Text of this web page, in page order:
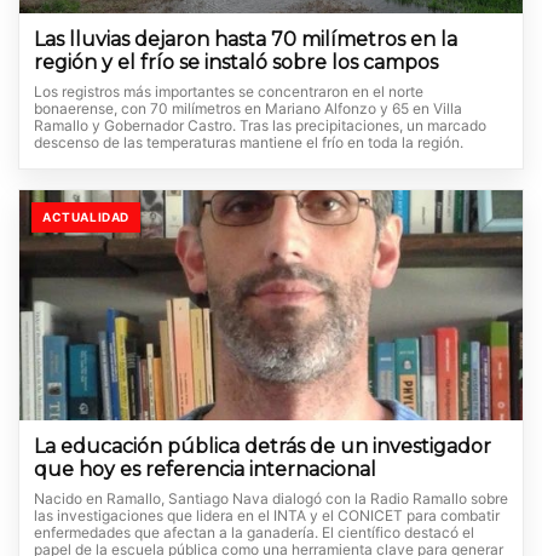
Las lluvias dejaron hasta 70 milímetros en la
región y el frío se instaló sobre los campos
Los registros más importantes se concentraron en el norte
bonaerense, con 70 milímetros en Mariano Alfonzo y 65 en Villa
Ramallo y Gobernador Castro. Tras las precipitaciones, un marcado
descenso de las temperaturas mantiene el frío en toda la región.
ACTUALIDAD
La educación pública detrás de un investigador
que hoy es referencia internacional
Nacido en Ramallo, Santiago Nava dialogó con la Radio Ramallo sobre
las investigaciones que lidera en el INTA y el CONICET para combatir
enfermedades que afectan a la ganadería. El científico destacó el
papel de la escuela pública como una herramienta clave para generar